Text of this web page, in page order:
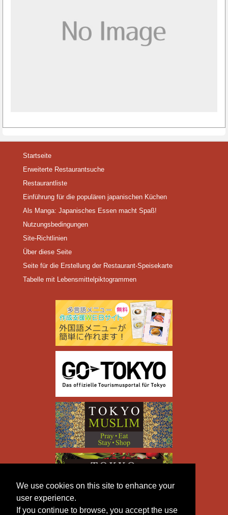
We use cookies on this site to enhance your
user experience.
If you continue to browse, you accept the use
Startseite
Erweiterte Restaurantsuche
Restaurantliste
Einführung für die populären japanischen Küchen
Als Manga: Japanisches Essen macht Spaß!
Nutzungsbedingungen
Site-Richtlinien
Über diese Seite
Seite für die Erstellung der Restaurant-Speisekarte
Tabelle mit Lebensmittelpiktogrammen